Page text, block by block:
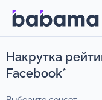
Накрутка
Facebook*